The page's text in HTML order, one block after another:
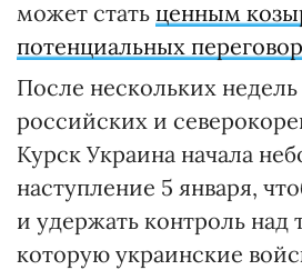
может стать ценным
потенциальных
После нескольких
российских и
Курск Украина начала
наступление 5 января,
и удержать контроль над
которую украинские